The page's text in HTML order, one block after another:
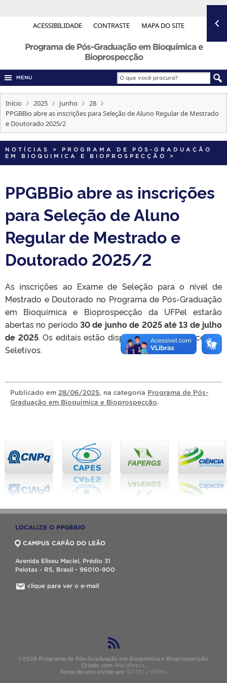
ACESSIBILIDADE CONTRASTE MAPA DO SITE
Programa de Pós-Graduação em Bioquímica e
Bioprospecção
MENU
Início 2025 Junho
28
PPGBBio abre as inscrições para Seleção de Aluno Regular de Mestrado
e Doutorado 2025/2
NOTÍCIAS > PROGRAMA DE PÓS-GRADUAÇÃO
EM BIOQUIMICA E BIOPROSPECÇÃO
>
PPGBBio abre as inscrições
para Seleção de Aluno
Regular de Mestrado e
Doutorado 2025/2
As inscrições ao Exame de Seleção para o nível de
Mestrado e Doutorado no Programa de Pós-Graduação
em Bioquímica e Bioprospecção da UFPel estarão
abertas no período30 de junho de 2025 até 13 de julho
de 2025. Os editais estão disponíveis na aba Processos
Seletivos.
Publicado em 28/06/2025, na categoria Programa de Pós-
Graduação em Bioquimica e Bioprospecção.
LOCALIZE O PPGBBIO
CAMPUS CAPÃO DO LEÃO
Avenida Eliseu Maciel, Prédio 31
Pelotas - RS, Brasil - 96010-900
clique para ver o e-mail
©2026 Programa de Pós-Graduação em Bioquímica e Bioprospecção.
Criado com WordPress.
Tema desenvolvido por SGTIC / UFPel.